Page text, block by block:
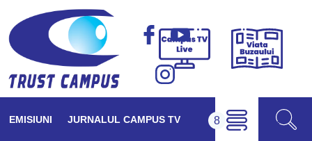
Campus
Viața
EMISIUNI JURNALUL CAMPUS TV